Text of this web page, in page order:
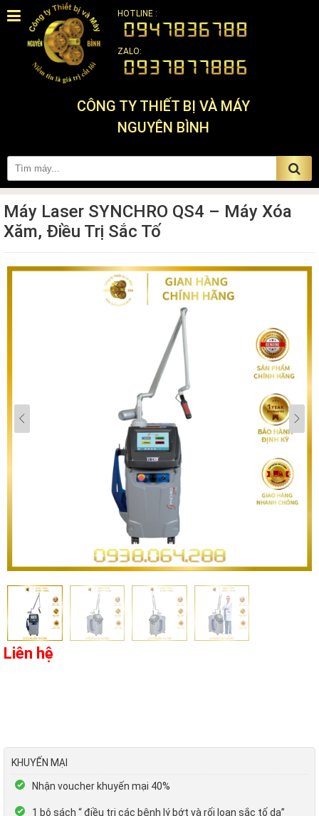
CÔNG TY THIẾT BỊ VÀ MÁY
NGUYÊN BÌNH
HOTLINE :
ZALO:
Máy Laser SYNCHRO QS4 – Máy Xóa
Xăm, Điều Trị Sắc Tố
Liên hệ
KHUYẾN MẠI
Nhận voucher khuyến mại 40%
1 bộ sách “ điều trị các bệnh lý bớt và rối loạn sắc tố da”